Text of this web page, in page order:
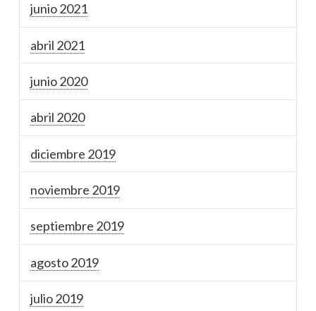
junio 2021
abril 2021
junio 2020
abril 2020
diciembre 2019
noviembre 2019
septiembre 2019
agosto 2019
julio 2019